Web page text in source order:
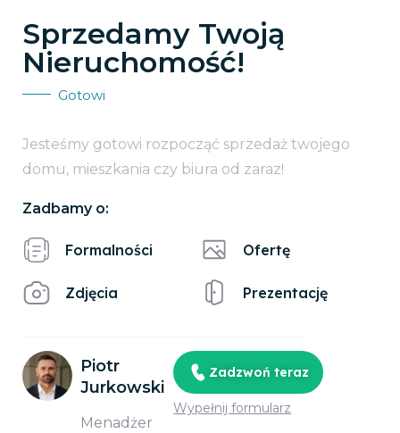
Sprzedamy Twoją
Nieruchomość!
Gotowi
Jesteśmy gotowi rozpocząć sprzedaż twojego
domu, mieszkania czy biura od zaraz!
Zadbamy o:
Formalności
Zdjęcia
Ofertę
Prezentację
Piotr
Jurkowski
Menadżer
Zadzwoń teraz
Wypełnij formularz